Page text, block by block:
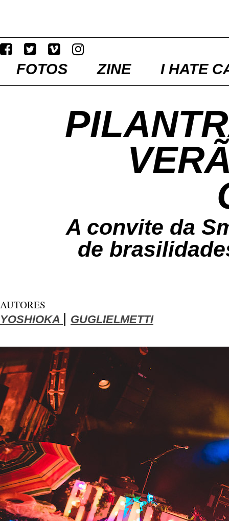
FOTOS ZINE I HATE
A convite da
de
AUTORES
YOSHIOKA | GUGLIELMETTI